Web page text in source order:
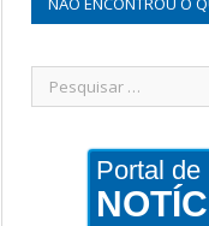
Portal de